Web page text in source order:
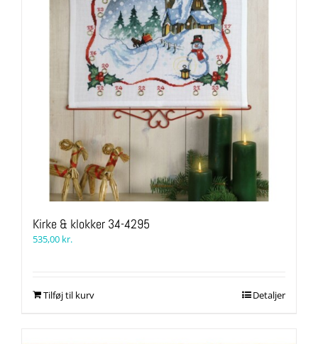
Kirke & klokker 34-4295
535,00 kr.
Tilføj til kurv Detaljer